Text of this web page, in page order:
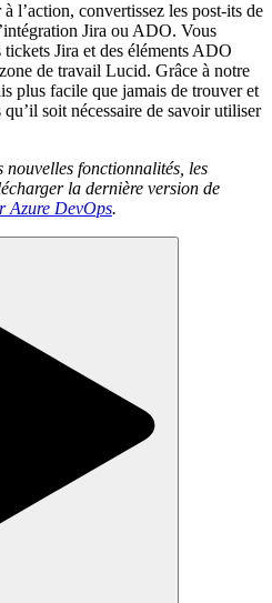
l’action, convertissez les post-its de
Jira ou ADO. Vous
Jira et des éléments ADO
de travail Lucid. Grâce à notre
plus facile que jamais de trouver et
qu’il soit nécessaire de savoir utiliser
nouvelles fonctionnalités, les
la dernière version de
Azure DevOps.